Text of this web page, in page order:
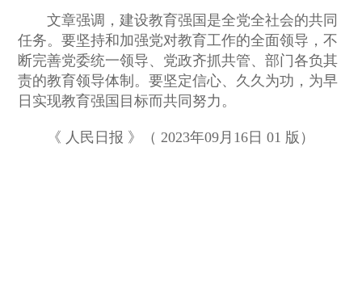
文章强调，建设教育强国是全党全社会的共同
任务。要坚持和加强党对教育工作的全面领导，不
断完善党委统一领导、党政齐抓共管、部门各负其
责的教育领导体制。要坚定信心、久久为功，为早
日实现教育强国目标而共同努力。
《 人民日报 》（ 2023年09月16日 01 版）